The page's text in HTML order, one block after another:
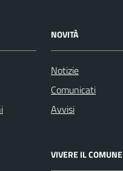
NOVITÀ
Notizie
Comunicati
Avvisi
VIVERE IL COMUNE